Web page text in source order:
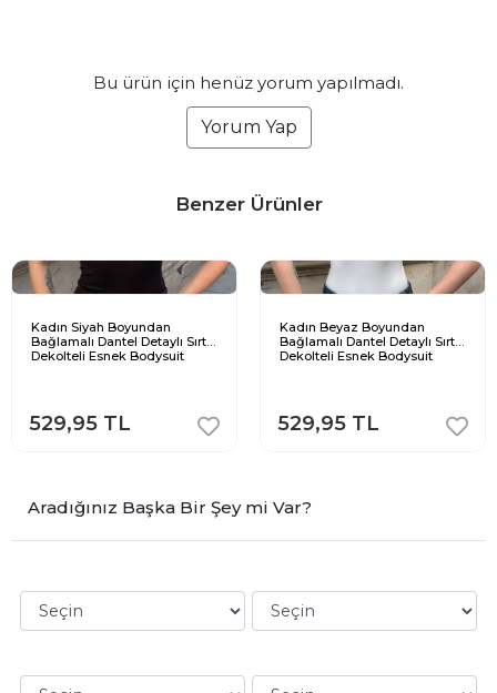
Bu ürün için henüz yorum yapılmadı.
Yorum Yap
Benzer Ürünler
Kadın Siyah Boyundan
Bağlamalı Dantel Detaylı Sırt
Dekolteli Esnek Bodysuit
529,95 TL
Kadın Beyaz Boyundan
Bağlamalı Dantel Detaylı Sırt
Dekolteli Esnek Bodysuit
529,95 TL
Aradığınız Başka Bir Şey mi Var?